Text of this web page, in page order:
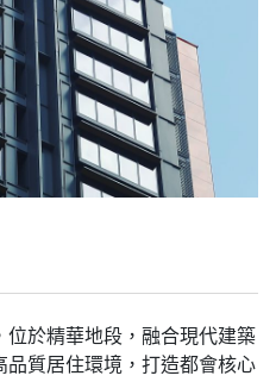
於精華地段，融合現代建築
質居住環境，打造都會核心